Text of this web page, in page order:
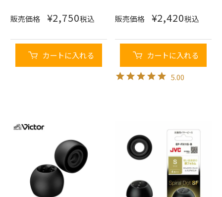
販売価格 ¥2,750税込
カートに入れる
販売価格 ¥2,420税込
カートに入れる
5.00